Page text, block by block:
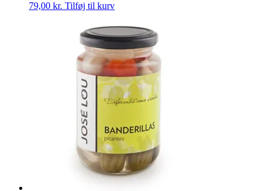
79,00 kr. Tilføj til kurv